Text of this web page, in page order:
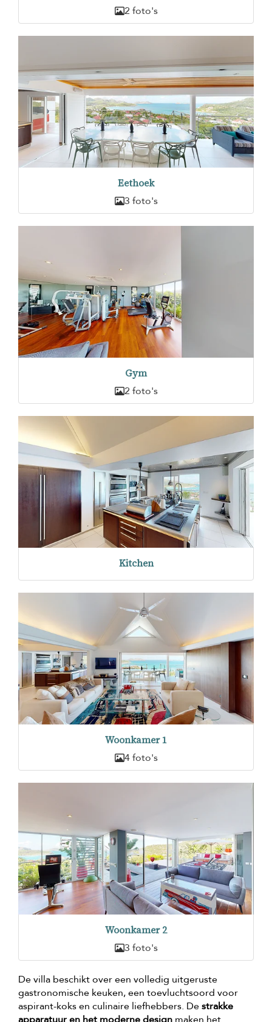
2 foto's
Eethoek
3 foto's
Gym
2 foto's
Kitchen
Woonkamer 1
4 foto's
Woonkamer 2
3 foto's
De villa beschikt over een volledig uitgeruste
gastronomische keuken, een toevluchtsoord voor
aspirant-koks en culinaire liefhebbers. Destrakke